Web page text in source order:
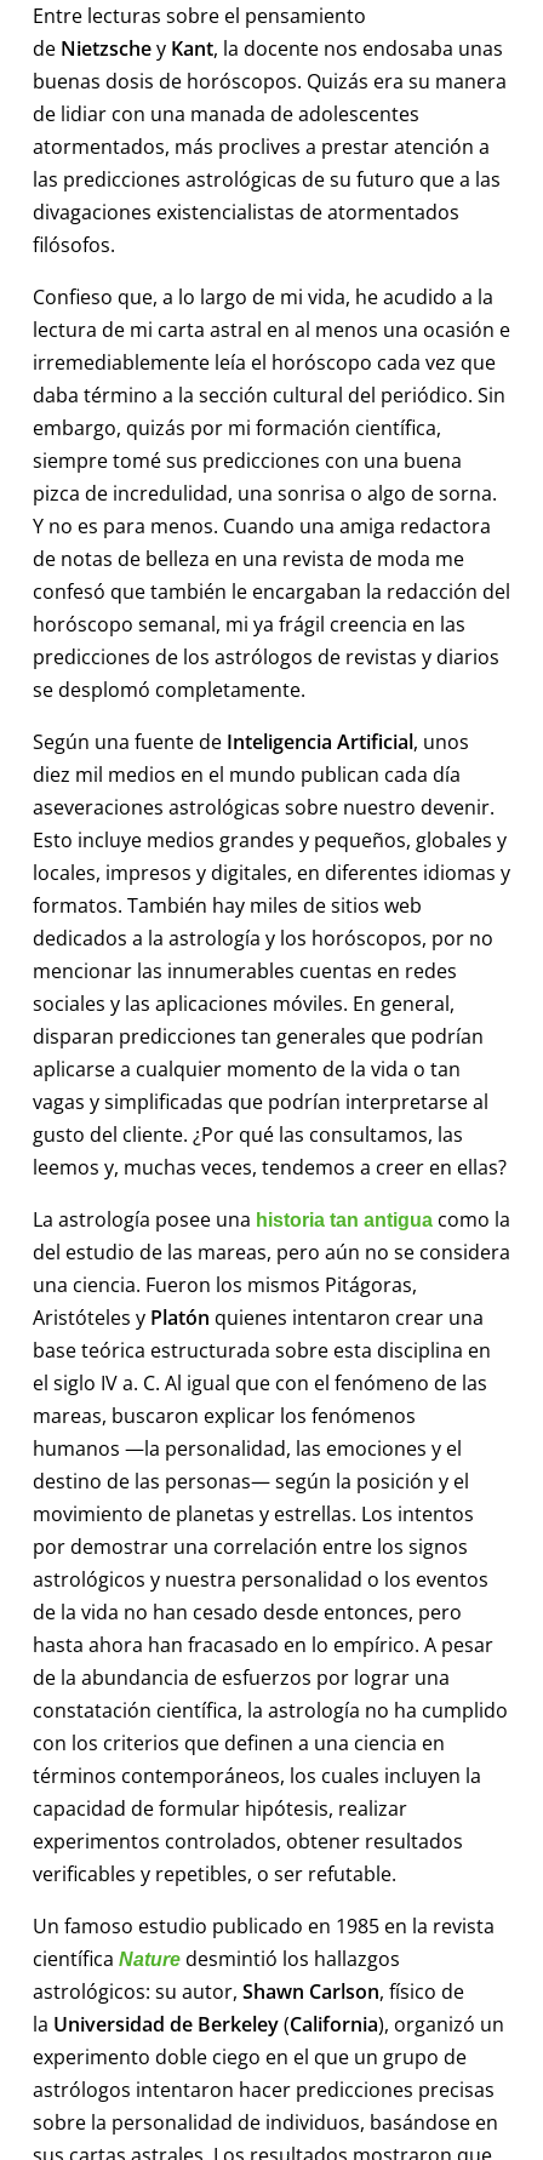
Entre lecturas sobre el pensamiento
de Nietzschey Kant, la docente nos endosaba unas
buenas dosis de horóscopos. Quizás era su manera
de lidiar con una manada de adolescentes
atormentados, más proclives a prestar atención a
las predicciones astrológicas de su futuro que a las
divagaciones existencialistas de atormentados
filósofos.
Confieso que, a lo largo de mi vida, he acudido a la
lectura de mi carta astral en al menos una ocasión e
irremediablemente leía el horóscopo cada vez que
daba término a la sección cultural del periódico. Sin
embargo, quizás por mi formación científica,
siempre tomé sus predicciones con una buena
pizca de incredulidad, una sonrisa o algo de sorna.
Y no es para menos. Cuando una amiga redactora
de notas de belleza en una revista de moda me
confesó que también le encargaban la redacción del
horóscopo semanal, mi ya frágil creencia en las
predicciones de los astrólogos de revistas y diarios
se desplomó completamente.
Según una fuente de Inteligencia Artificial, unos
diez mil medios en el mundo publican cada día
aseveraciones astrológicas sobre nuestro devenir.
Esto incluye medios grandes y pequeños, globales y
locales, impresos y digitales, en diferentes idiomas y
formatos. También hay miles de sitios web
dedicados a la astrología y los horóscopos, por no
mencionar las innumerables cuentas en redes
sociales y las aplicaciones móviles. En general,
disparan predicciones tan generales que podrían
aplicarse a cualquier momento de la vida o tan
vagas y simplificadas que podrían interpretarse al
gusto del cliente. ¿Por qué las consultamos, las
leemos y, muchas veces, tendemos a creer en ellas?
La astrología posee una historia tan antiguacomo la
del estudio de las mareas, pero aún no se considera
una ciencia. Fueron los mismos Pitágoras,
Aristóteles y Platón quienes intentaron crear una
base teórica estructurada sobre esta disciplina en
el siglo IV a. C. Al igual que con el fenómeno de las
mareas, buscaron explicar los fenómenos
humanos —la personalidad, las emociones y el
destino de las personas— según la posición y el
movimiento de planetas y estrellas. Los intentos
por demostrar una correlación entre los signos
astrológicos y nuestra personalidad o los eventos
de la vida no han cesado desde entonces, pero
hasta ahora han fracasado en lo empírico. A pesar
de la abundancia de esfuerzos por lograr una
constatación científica, la astrología no ha cumplido
con los criterios que definen a una ciencia en
términos contemporáneos, los cuales incluyen la
capacidad de formular hipótesis, realizar
experimentos controlados, obtener resultados
verificables y repetibles, o ser refutable.
Un famoso estudio publicado en 1985 en la revista
científica Naturedesmintió los hallazgos
astrológicos: su autor, Shawn Carlson, físico de
la Universidad de Berkeley(California), organizó un
experimento doble ciego en el que un grupo de
astrólogos intentaron hacer predicciones precisas
sobre la personalidad de individuos, basándose en